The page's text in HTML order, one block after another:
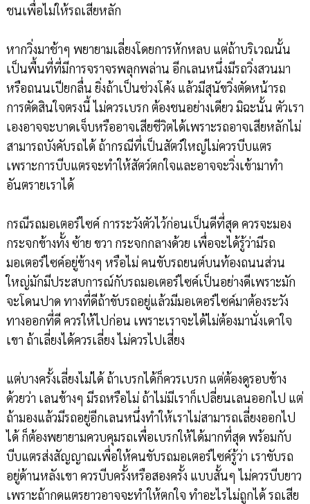
ชนเพื่อไม่ให้รถเสียหลัก
หากวิ่งมาช้าๆ พยายามเลี่ยงโดยการหักหลบ แต่ถ้าบริเวณนั้น
เป็นพื้นที่ที่มีการจราจรพลุกพล่าน อีกเลนหนึ่งมีรถวิ่งสวนมา
หรือถนนเปียกลื่น ยิ่งถ้าเป็นช่วงโค้ง แล้วมีสุนัขวิ่งตัดหน้ารถ
การตัดสินใจตรงนี้ ไม่ควรเบรก ต้องชนอย่างเดียว มิฉะนั้น ตัวเรา
เองอาจจะบาดเจ็บหรืออาจเสียชีวิตได้เพราะรถอาจเสียหลักไม่
สามารถบังคับรถได้ ถ้ากรณีที่เป็นสัตว์ใหญ่ไม่ควรบีบแตร
เพราะการบีบแตรจะทำให้สัตว์ตกใจและอาจจะวิ่งเข้ามาทำ
อันตรายเราได้
กรณีรถมอเตอร์ไซค์ การระวังตัวไว้ก่อนเป็นดีที่สุด ควรจะมอง
กระจกข้างทั้ง ซ้าย ขวา กระจกกลางด้วย เพื่อจะได้รู้ว่ามีรถ
มอเตอร์ไซค์อยู่ข้างๆ หรือไม่ คนขับรถยนต์บนท้องถนนส่วน
ใหญ่มักมีประสบการณ์กับรถมอเตอร์ไซค์เป็นอย่างดีเพราะมัก
จะโดนปาด ทางที่ดีถ้าขับรถอยู่แล้วมีมอเตอร์ไซค์มาต้องระวัง
ทางออกที่ดี ควรให้ไปก่อน เพราะเราจะได้ไม่ต้องมานั่งเดาใจ
เขา ถ้าเลี่ยงได้ควรเลี่ยง ไม่ควรไปเสี่ยง
แต่บางครั้งเลี่ยงไม่ได้ ถ้าเบรกได้ก็ควรเบรก แต่ต้องดูรอบข้าง
ด้วยว่า เลนข้างๆ มีรถหรือไม่ ถ้าไม่มีเราก็เปลี่ยนเลนออกไป แต่
ถ้ามองแล้วมีรถอยู่อีกเลนหนึ่งทำให้เราไม่สามารถเลี่ยงออกไป
ได้ ก็ต้องพยายามควบคุมรถเพื่อเบรกให้ได้มากที่สุด พร้อมกับ
บีบแตรส่งสัญญาณเพื่อให้คนขับรถมอเตอร์ไซค์รู้ว่า เราขับรถ
อยู่ด้านหลังเขา ควรบีบครั้งหรือสองครั้ง แบบสั้นๆ ไม่ควรบีบยาว
เพราะถ้ากดแตรยาวอาจจะทำให้ตกใจ ทำอะไรไม่ถูกได้ รถเสีย